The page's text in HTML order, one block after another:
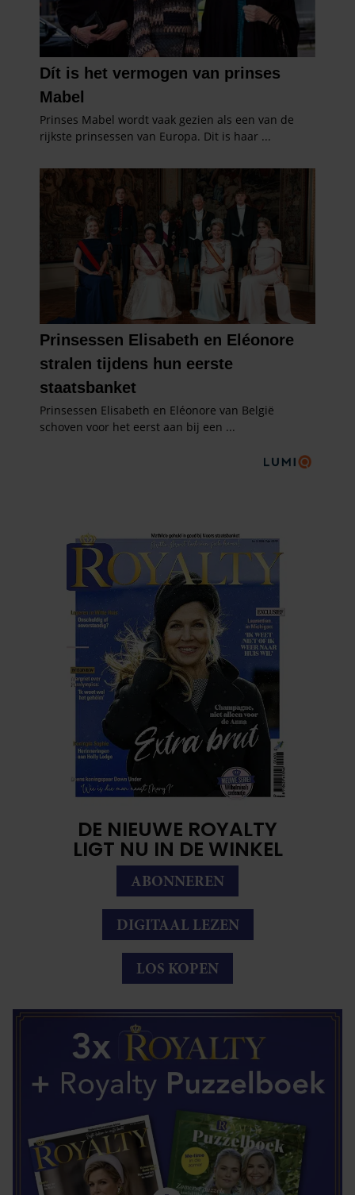
DE NIEUWE ROYALTY
LIGT NU IN DE WINKEL
ABONNEREN
DIGITAAL LEZEN
LOS KOPEN